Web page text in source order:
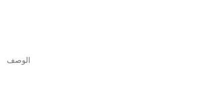
الوصف